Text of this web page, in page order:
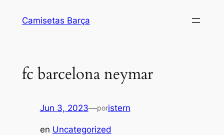
Camisetas Barça
fc barcelona neymar
Jun 3, 2023—poristern
en Uncategorized